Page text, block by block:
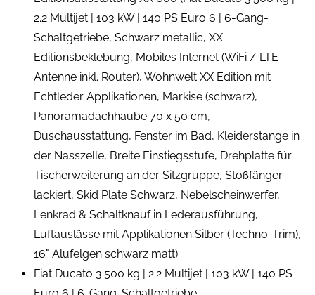
2.2 Multijet | 103 kW | 140 PS Euro 6 | 6-Gang-
Schaltgetriebe, Schwarz metallic, XX
Editionsbeklebung, Mobiles Internet (WiFi / LTE
Antenne inkl. Router), Wohnwelt XX Edition mit
Echtleder Applikationen, Markise (schwarz),
Panoramadachhaube 70 x 50 cm,
Duschausstattung, Fenster im Bad, Kleiderstange in
der Nasszelle, Breite Einstiegsstufe, Drehplatte für
Tischerweiterung an der Sitzgruppe, Stoßfänger
lackiert, Skid Plate Schwarz, Nebelscheinwerfer,
Lenkrad & Schaltknauf in Lederausführung,
Luftauslässe mit Applikationen Silber (Techno-Trim),
16" Alufelgen schwarz matt)
Fiat Ducato 3.500 kg | 2.2 Multijet | 103 kW | 140 PS